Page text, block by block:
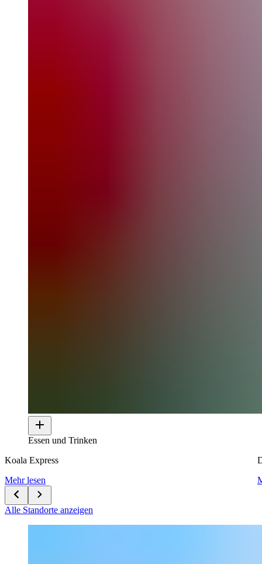
Essen und Trinken
Koala Express
Mehr lesen
Alle Standorte anzeigen